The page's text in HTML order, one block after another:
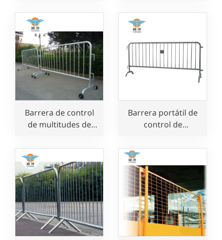
bordes con
abrazadera de riel
de seguridad
de acero para la
seguridad vial
Barrera de control
de multitudes de
para eventos
Barrera portátil de
control de
usos múltiples